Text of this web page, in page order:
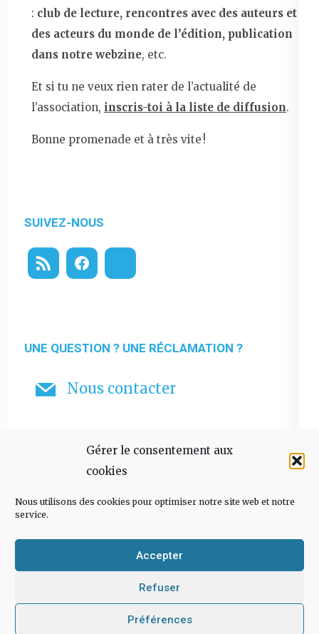
Gérer le consentement aux
cookies
Nous utilisons des cookies pour optimiser notre site web et notre
service.
Accepter
Refuser
Préférences
: club de lecture, rencontres avec des auteurs et
des acteurs du monde de l’édition, publication
dans notre webzine, etc.
Et si tu ne veux rien rater de l’actualité de
l’association, inscris-toi à la liste de diffusion.
Bonne promenade et à très vite !
SUIVEZ-NOUS
UNE QUESTION ? UNE RÉCLAMATION ?
Nous contacter
Copyright © 2026L'écriture, c'est l'aventure
Mentions
Politique de cookies
Contact